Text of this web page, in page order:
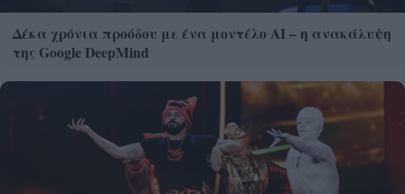
Δέκα χρόνια προόδου με ένα μοντέλο ΑΙ – η ανακάλυψη
της Google DeepMind